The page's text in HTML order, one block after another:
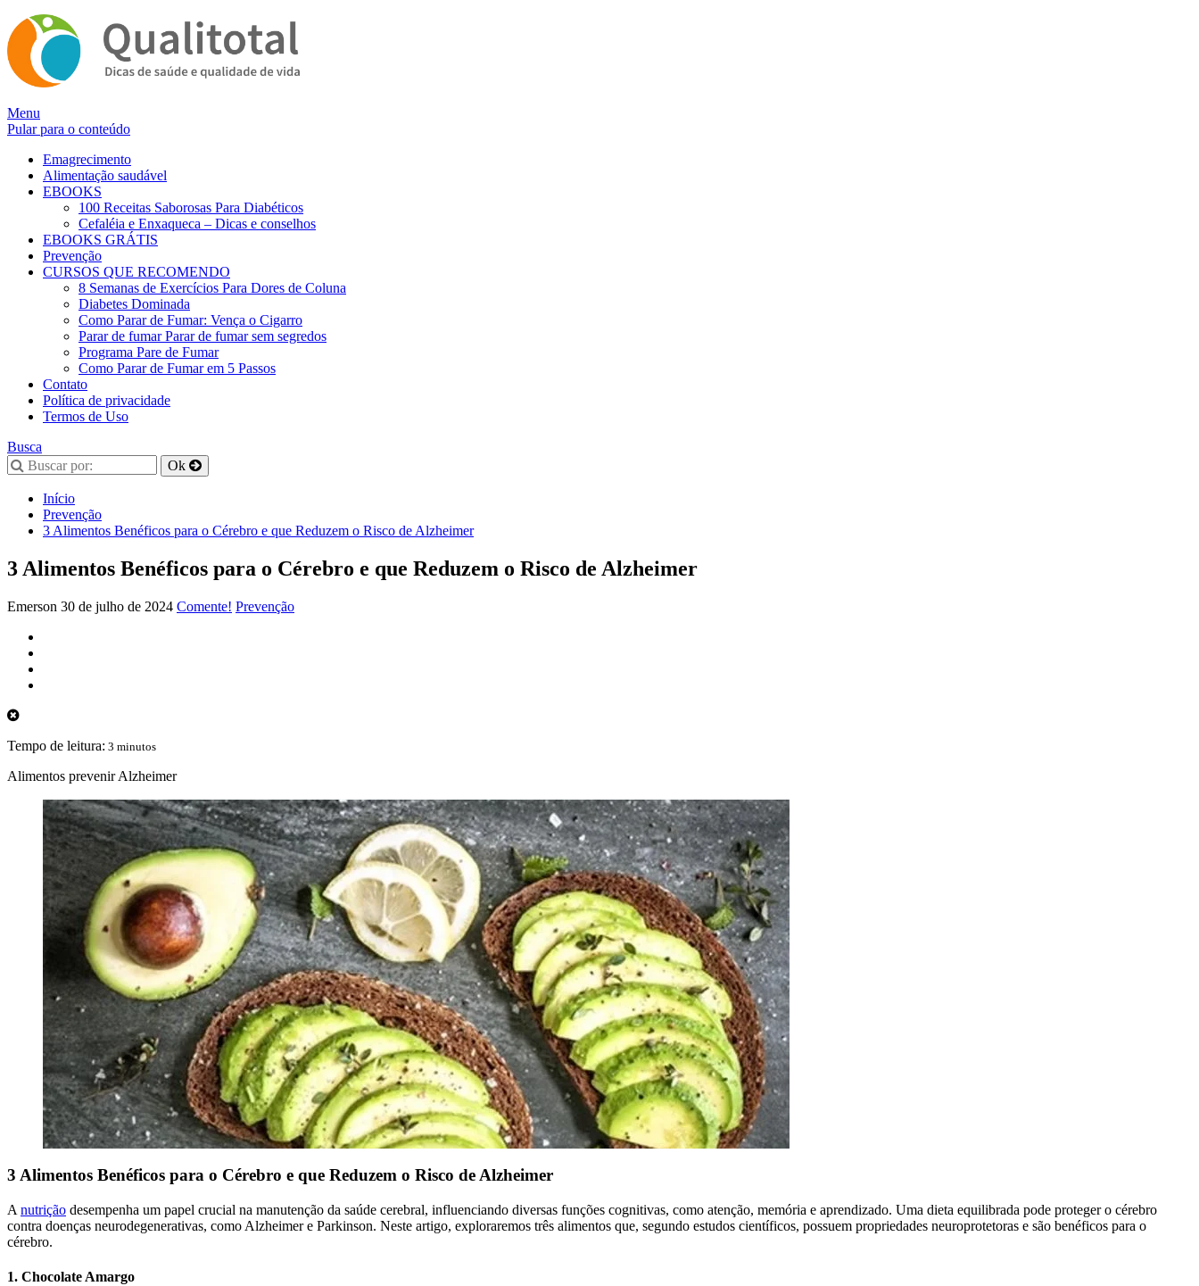
Alternar
navegação
Menu
Pular para o conteúdo
Emagrecimento
Alimentação saudável
EBOOKS
100 Receitas Saborosas Para Diabéticos
Cefaléia e Enxaqueca – Dicas e conselhos
EBOOKS GRÁTIS
Prevenção
CURSOS QUE RECOMENDO
8 Semanas de Exercícios Para Dores de Coluna
Diabetes Dominada
Como Parar de Fumar: Vença o Cigarro
Parar de fumar Parar de fumar sem segredos
Programa Pare de Fumar
Como Parar de Fumar em 5 Passos
Contato
Política de privacidade
Termos de Uso
Busca
Início
Prevenção
3 Alimentos Benéficos para o Cérebro e que Reduzem o Risco de Alzheimer
3 Alimentos Benéficos para o Cérebro e que Reduzem o Risco de Alzheimer
Emerson 30 de julho de 2024 Comente! Prevenção
Tempo de leitura: 3 minutos
Alimentos prevenir Alzheimer
3 Alimentos Benéficos para o Cérebro e que Reduzem o Risco de Alzheimer
A nutrição desempenha um papel crucial na manutenção da saúde cerebral, influenciando diversas funções cognitivas, como atenção, memória e aprendizado. Uma dieta equilibrada pode proteger o cérebro
contra doenças neurodegenerativas, como Alzheimer e Parkinson. Neste artigo, exploraremos três alimentos que, segundo estudos científicos, possuem propriedades neuroprotetoras e são benéficos para o
cérebro.
1. Chocolate Amargo